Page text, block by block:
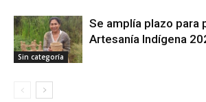
Sin categoría
Se amplía plazo para
Artesanía Indígena